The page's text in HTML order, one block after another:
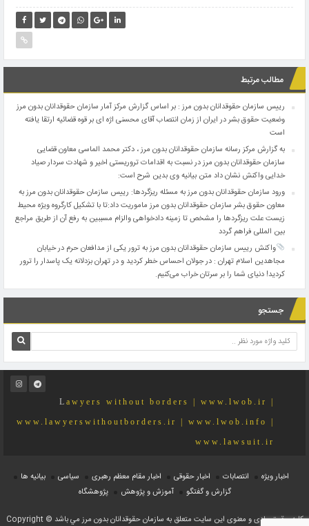
مطالب مرتبط
رییس سازمان حقوقدانان بدون مرز : بر اساس گزارش مرکز آمار سازمان حقوقدانان بدون مرز
وضعیت حقوق بشر در ایران از زمان انتصاب آقای محسنی اژه ای بر قوه قضائیه ارتقا یافته
است
به گزارش مرکز رسانه سازمان حقوقدانان بدون مرز ، دکتر محمد الماسی معاون قضایی
سازمان حقوقدانان بدون مرز در نسبت به اقدامات تروریستی اخیر و شهادت سردار صیاد
خدایی واکنش نشان داد متن بیانیه وی بدین شرح است:
ورود سازمان حقوقدانان بدون مرز به مسئله ریزگردها: رییس سازمان حقوقدانان بدون مرز به
معاون‌ حقوق بشر سازمان حقوقدانان بدون مرز ماموریت داد:تا با تشکیل کارگروه ویژه محیط
زیست علت ریزگردها را مشخص تا زمینه دادخواهی والزام مسببین به رفع آن از طریق مراجع
بین المللی فراهم گردد
واکنش رییس سازمان حقوقدانان بدون مرز به ترور یکی از مدافعان حرم در خیابان
مجاهدین اسلام تهران : در جولان احساس خطر کردید و در تهران بزدلانه یک پاسدار را ترور
کردید! دنیای شما را بر سرتان خراب می‌کنیم.
جستجو
Lawyers without borders | www.lwob.ir |
www.lawyerswithoutborders.ir | www.lwob.info |
www.lawsuit.ir
اخبار ویژه انتصابات اخبار حقوقی اخبار مقام معظم رهبری سیاسی
بیانیه ها
گزارش و گفتگو
آموزش و پژوهش پژوهشگاه
کلیه حقوق مادی و معنوی اين سايت متعلق به سازمان حقوقدانان بدون مرز مي باشد Copyright ©